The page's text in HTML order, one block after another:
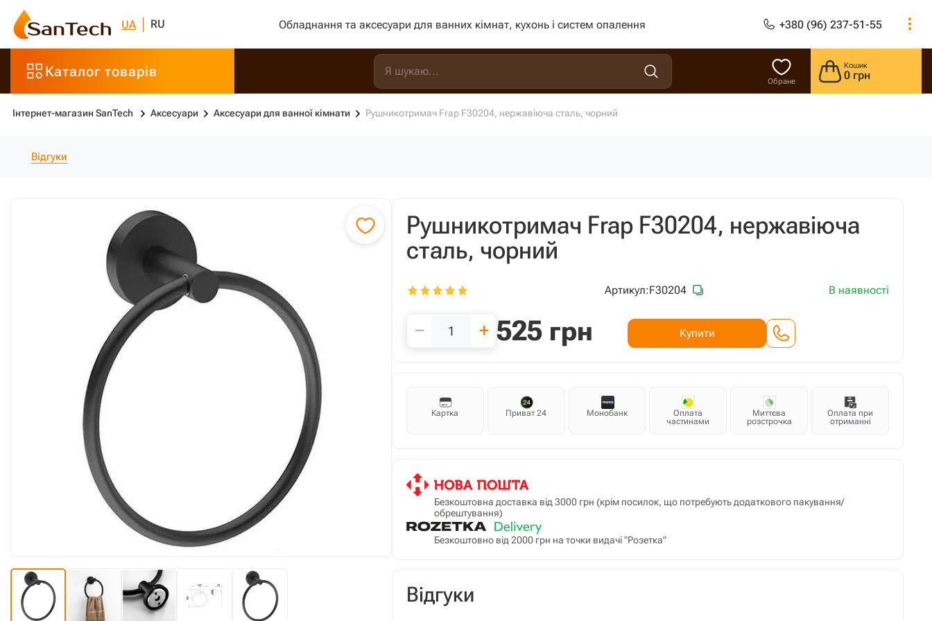
UA RU Обладнання та аксесуари для ванних кімнат, кухонь і систем опалення +380 (96) 237-51-55
Каталог товарів
Обране
Кошик
0 грн
Інтернет-магазин SanTech Аксесуари Аксесуари для ванної кімнати Рушникотримач Frap F30204, нержавіюча сталь, чорний
Відгуки
Рушникотримач Frap F30204, нержавіюча
сталь, чорний
Артикул:F30204 В наявності
− + 525 грн Купити
Картка Приват 24 Монобанк
Оплата
частинами
Миттєва
розстрочка
Оплата при
отриманні
Безкоштовна доставка від 3000 грн (крім посилок, що потребують додаткового пакування/
обрештування)
Безкоштовно від 2000 грн на точки видачі "Розетка"
Відгуки